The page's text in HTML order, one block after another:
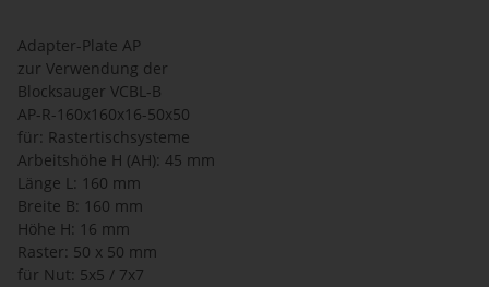
Adapter-Plate AP
zur Verwendung der
Blocksauger VCBL-B
AP-R-160x160x16-50x50
für: Rastertischsysteme
Arbeitshöhe H (AH): 45 mm
Länge L: 160 mm
Breite B: 160 mm
Höhe H: 16 mm
Raster: 50 x 50 mm
für Nut: 5x5 / 7x7